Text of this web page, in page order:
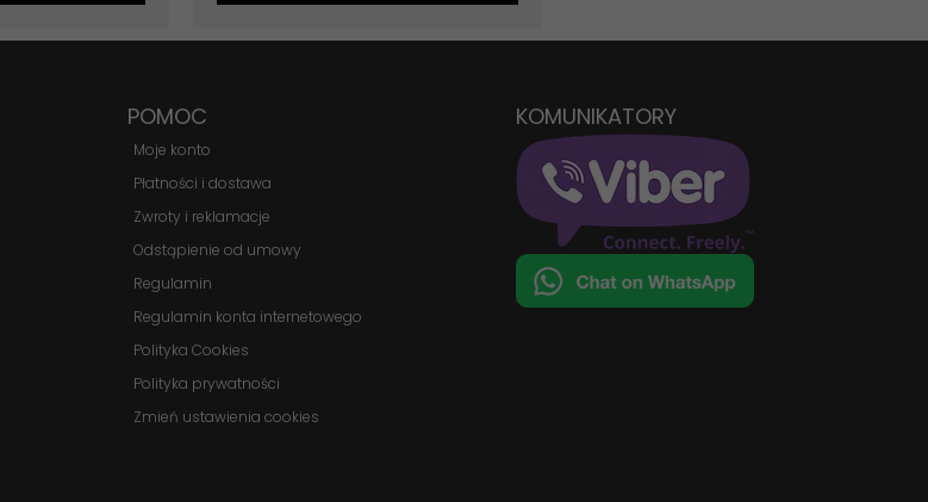
POMOC
Moje konto
Płatności i dostawa
Zwroty i reklamacje
Odstąpienie od umowy
Regulamin
Regulamin konta internetowego
Polityka Cookies
Polityka prywatności
Zmień ustawienia cookies
KOMUNIKATORY